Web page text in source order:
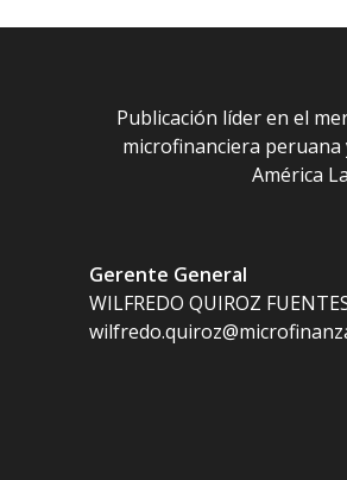
Publicación líder en el
microfinanciera peruana
América
Gerente General
WILFREDO QUIROZ